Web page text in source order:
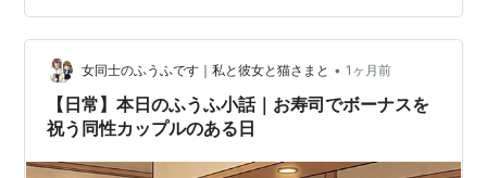
いしねぇ。 ごまかしながらやり過ごしていたのですが、
いよいよこめかみの痛みにまで発…
女同士のふうふです｜私と彼女と猫さまと • 1ヶ月前
【日常】本日のふうふ小話｜お寿司でボーナスを
祝う同性カップルのある日